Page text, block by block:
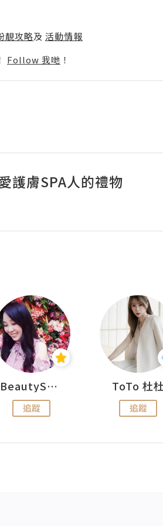
靚攻略及 活動情報
Follow 我哋 ！
護膚SPA人的禮物
BeautySearch
追蹤
ToTo 杜
追蹤